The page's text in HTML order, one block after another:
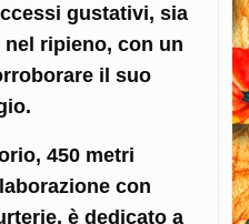
gustativi, sia
ripieno, con un
il suo
450 metri
con
è dedicato a